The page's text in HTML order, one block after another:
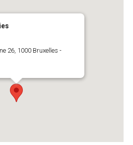
26, 1000 Bruxelles -